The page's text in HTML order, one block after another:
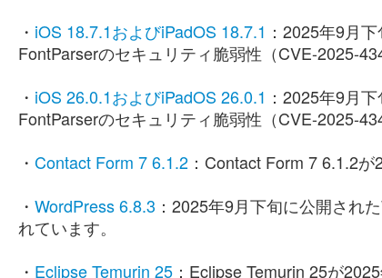
・ iOS 18.7.1およびiPadOS 18.7.1 ：2025年9月
FontParserのセキュリティ脆弱性（CVE-2025-
・ iOS 26.0.1およびiPadOS 26.0.1 ：2025年9月
FontParserのセキュリティ脆弱性（CVE-2025-
・ Contact Form 7 6.1.2 ：Contact Form 7 6.1.2
・ WordPress 6.8.3 ：2025年9月下旬に公開され
れています。
・ Eclipse Temurin 25 ：Eclipse Temurin 25が